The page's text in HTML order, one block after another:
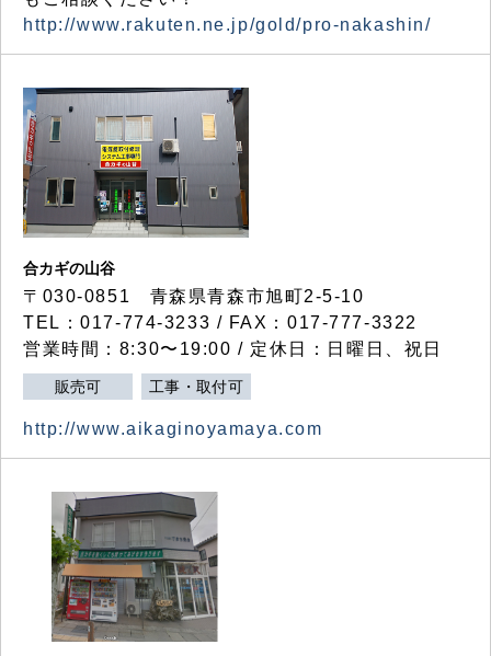
http://www.rakuten.ne.jp/gold/pro-nakashin/
合カギの山谷
〒030-0851 青森県青森市旭町2-5-10
TEL：017-774-3233 / FAX：017-777-3322
営業時間：8:30〜19:00 / 定休日：日曜日、祝日
販売可 工事・取付可
http://www.aikaginoyamaya.com